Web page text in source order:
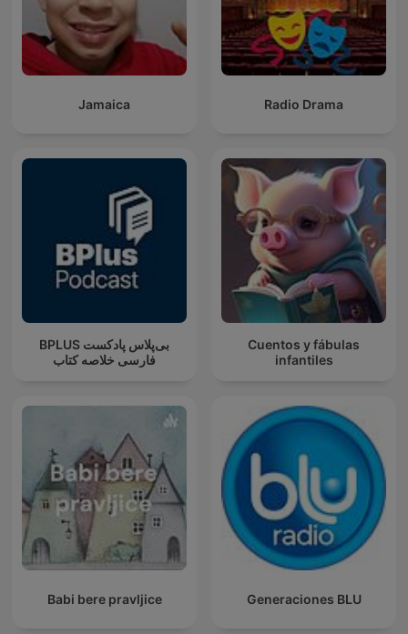
Jamaica Radio Drama
‌BPLUS بی‌پلاس پادکست
فارسی خلاصه کتاب
Cuentos y fábulas
infantiles
Babi bere pravljice Generaciones BLU